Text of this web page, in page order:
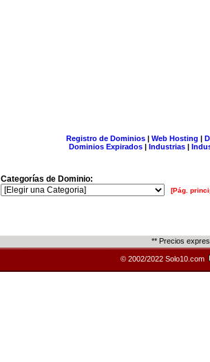
Registro de Dominios| Web Hosting |
Dominios Expirados | Industrias |
Categorías de Dominio:
[Pág.
** Precios
© 2002/2022 Solo10.com